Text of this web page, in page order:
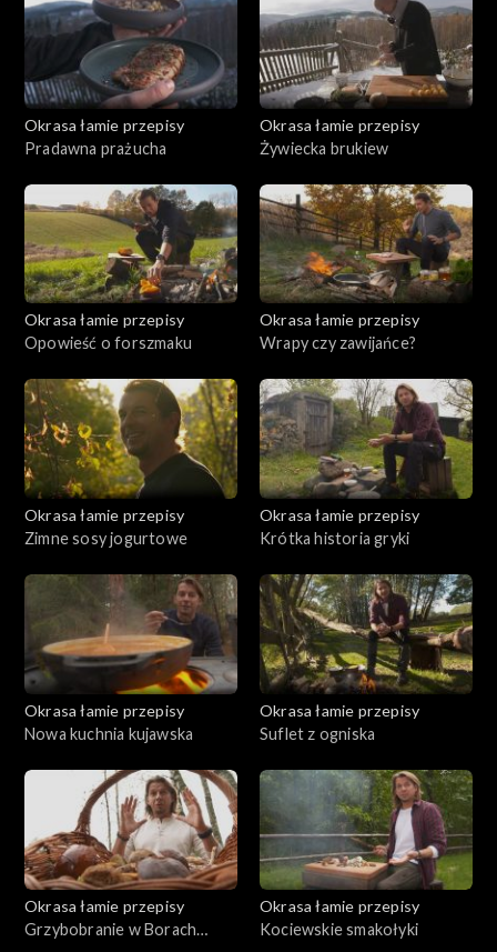
Okrasa łamie przepisy
Pradawna prażucha
Okrasa łamie przepisy
Żywiecka brukiew
Okrasa łamie przepisy
Opowieść o forszmaku
Okrasa łamie przepisy
Wrapy czy zawijańce?
Okrasa łamie przepisy
Zimne sosy jogurtowe
Okrasa łamie przepisy
Krótka historia gryki
Okrasa łamie przepisy
Nowa kuchnia kujawska
Okrasa łamie przepisy
Suflet z ogniska
Okrasa łamie przepisy
Grzybobranie w Borach
Okrasa łamie przepisy
Kociewskie smakołyki